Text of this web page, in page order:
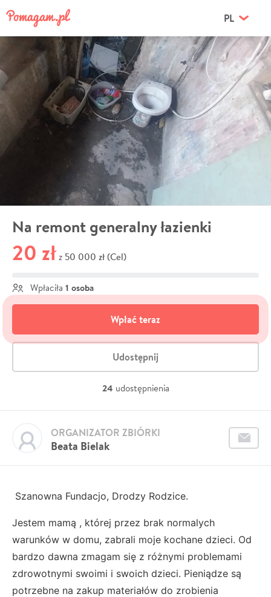
PL
Na remont generalny łazienki
20 zł z 50 000 zł (Cel)
Wpłaciła 1 osoba
Wpłać teraz
Udostępnij
24 udostępnienia
Beata Bielak
ORGANIZATOR ZBIÓRKI
Szanowna Fundacjo, Drodzy Rodzice.
Jestem mamą , której przez brak normalych
warunków w domu, zabrali moje kochane dzieci. Od
bardzo dawna zmagam się z różnymi problemami
zdrowotnymi swoimi i swoich dzieci. Pieniądze są
potrzebne na zakup materiałów do zrobienia